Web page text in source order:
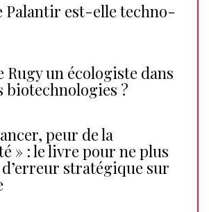
Palantir est-elle techno-
Rugy un écologiste dans
biotechnologies ?
peur de la
» : le livre pour ne plus
stratégique sur